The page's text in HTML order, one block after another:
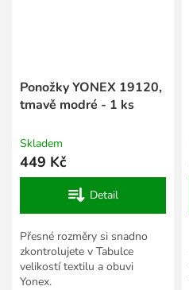
Ponožky YONEX 19120,
tmavě modré - 1 ks
Skladem
449 Kč
Detail
Přesné rozměry si snadno
zkontrolujete v Tabulce
velikostí textilu a obuvi
Yonex.